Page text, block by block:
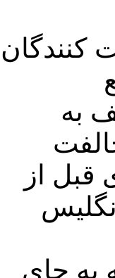
کنندگان
به
قبل از
به جای